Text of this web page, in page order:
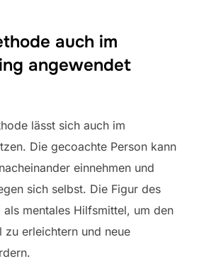
auch im
angewendet
lässt sich auch im
Die gecoachte Person kann
einnehmen und
sich selbst. Die Figur des
mentales Hilfsmittel, um den
zu erleichtern und neue